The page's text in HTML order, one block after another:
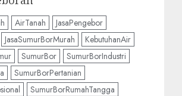
AirTanah
JasaPengebor
JasaSumurBorMurah
KebutuhanAir
SumurBor
SumurBorIndustri
SumurBorPertanian
SumurBorRumahTangga